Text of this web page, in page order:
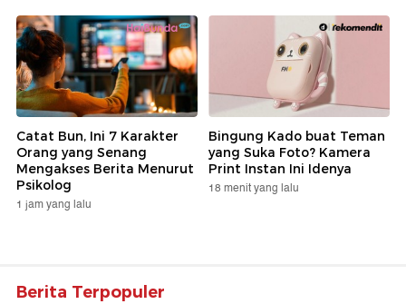
Catat Bun, Ini 7 Karakter
Orang yang Senang
Mengakses Berita Menurut
Psikolog
1 jam yang lalu
Bingung Kado buat Teman
yang Suka Foto? Kamera
Print Instan Ini Idenya
18 menit yang lalu
Berita Terpopuler